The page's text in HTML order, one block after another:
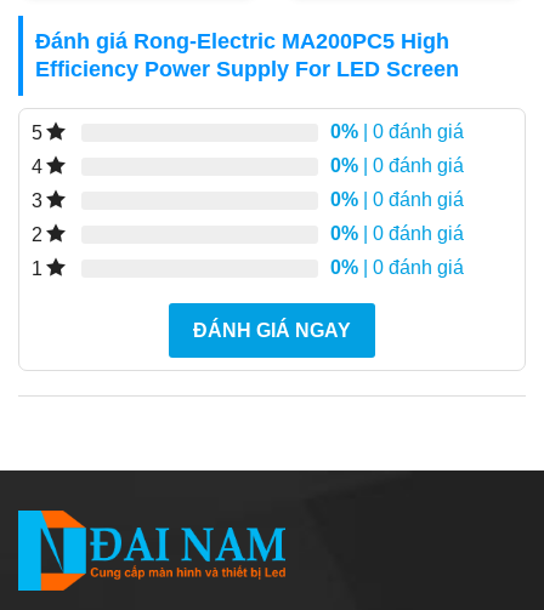
Đánh giá Rong-Electric MA200PC5 High
Efficiency Power Supply For LED Screen
5 0% | 0 đánh giá
4
0% | 0 đánh giá
3
0% | 0 đánh giá
2
0% | 0 đánh giá
1
0% | 0 đánh giá
ĐÁNH GIÁ NGAY